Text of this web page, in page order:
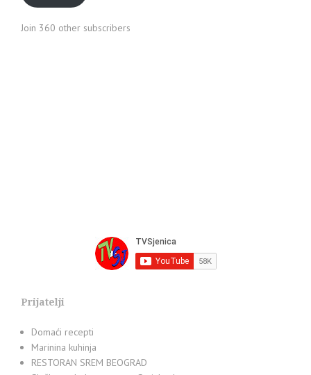
Join 360 other subscribers
Prijatelji
Domaći recepti
Marinina kuhinja
RESTORAN SREM BEOGRAD